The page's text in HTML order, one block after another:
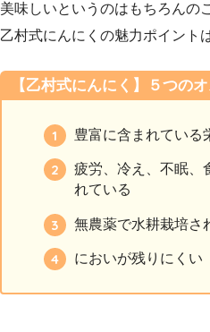
美味しいというのはもちろんの
乙村式にんにくの魅力ポイント
【乙村式にんにく】５つの
豊富に含まれている
疲労、冷え、不眠、
れている
無農薬で水耕栽培さ
においが残りにくい